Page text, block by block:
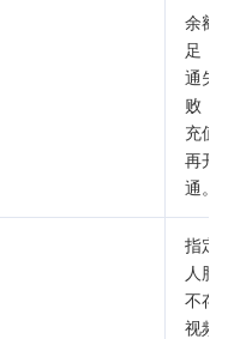
余额
足，
通失
败，
充值
再开
通。
指定
人脸
不存
视频